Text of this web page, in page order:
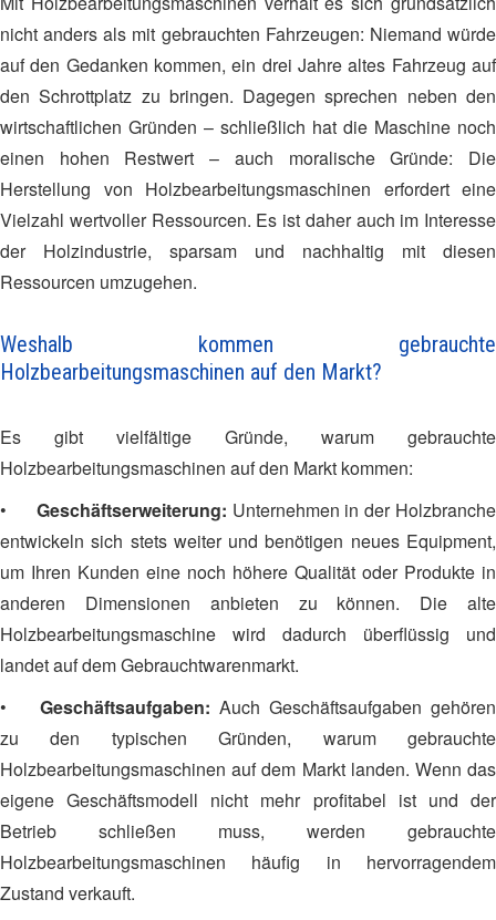
nicht anders als mit gebrauchten Fahrzeugen: Niemand würde
auf den Gedanken kommen, ein drei Jahre altes Fahrzeug auf
den Schrottplatz zu bringen. Dagegen sprechen neben den
wirtschaftlichen Gründen – schließlich hat die Maschine noch
einen hohen Restwert – auch moralische Gründe: Die
Herstellung von Holzbearbeitungsmaschinen erfordert eine
Vielzahl wertvoller Ressourcen. Es ist daher auch im Interesse
der Holzindustrie, sparsam und nachhaltig mit diesen
Ressourcen umzugehen.
Weshalb kommen gebrauchte
Holzbearbeitungsmaschinen auf den Markt?
Es gibt vielfältige Gründe, warum gebrauchte
Holzbearbeitungsmaschinen auf den Markt kommen:
•
Geschäftserweiterung: Unternehmen in der Holzbranche
entwickeln sich stets weiter und benötigen neues Equipment,
um Ihren Kunden eine noch höhere Qualität oder Produkte in
anderen Dimensionen anbieten zu können. Die alte
Holzbearbeitungsmaschine wird dadurch überflüssig und
landet auf dem Gebrauchtwarenmarkt.
•
Geschäftsaufgaben: Auch Geschäftsaufgaben gehören
zu den typischen Gründen, warum gebrauchte
Holzbearbeitungsmaschinen auf dem Markt landen. Wenn das
eigene Geschäftsmodell nicht mehr profitabel ist und der
Betrieb schließen muss, werden gebrauchte
Holzbearbeitungsmaschinen häufig in hervorragendem
Zustand verkauft.